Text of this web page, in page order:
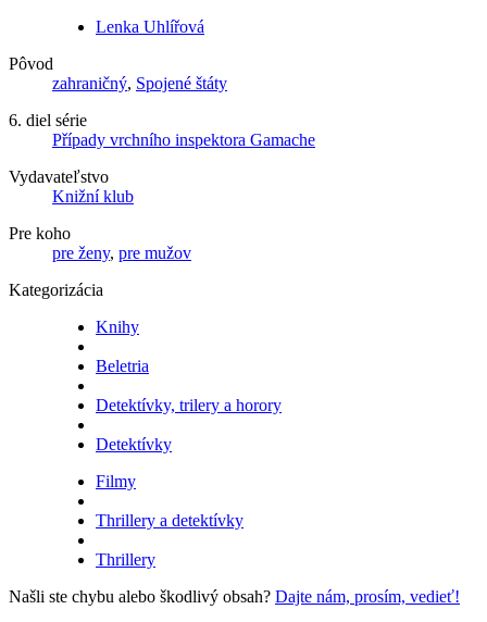
Lenka Uhlířová
Pôvod
zahraničný, Spojené štáty
6. diel série
Případy vrchního inspektora Gamache
Vydavateľstvo
Knižní klub
Pre koho
pre ženy, pre mužov
Kategorizácia
Knihy
Beletria
Detektívky, trilery a horory
Detektívky
Filmy
Thrillery a detektívky
Thrillery
Našli ste chybu alebo škodlivý obsah? Dajte nám, prosím, vedieť!